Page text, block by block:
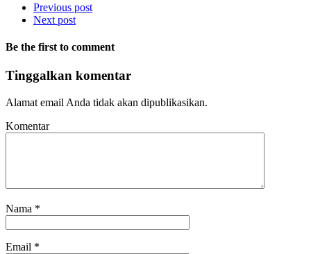
Previous post
Next post
Be the first to comment
Tinggalkan komentar
Alamat email Anda tidak akan dipublikasikan.
Komentar
Nama *
Email *